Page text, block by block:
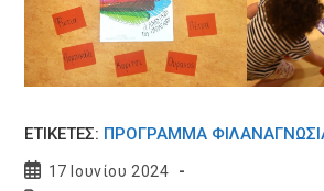
ΕΤΙΚΕΤΈΣ: ΠΡΌΓΡΑΜΜΑ
Post17 Ιουνίου 2024